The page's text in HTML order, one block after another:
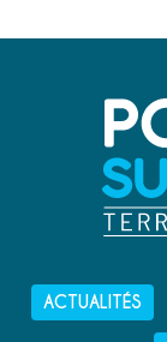
ACTUALITÉS